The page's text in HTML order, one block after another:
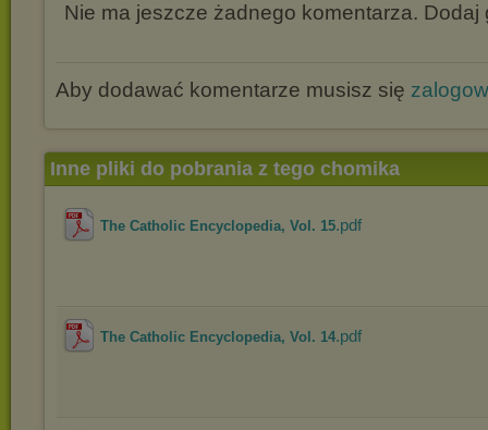
Nie ma jeszcze żadnego komentarza. Dodaj
Aby dodawać komentarze musisz się
Inne pliki do pobrania z tego chomika
The Catholic Encyclopedia, Vol. 15.pdf
The Catholic Encyclopedia, Vol. 14.pdf